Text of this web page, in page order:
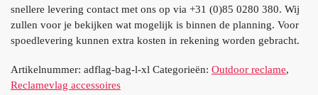
snellere levering contact met ons op via +31 (0)85 0280 380. Wij
zullen voor je bekijken wat mogelijk is binnen de planning. Voor
spoedlevering kunnen extra kosten in rekening worden gebracht.
Artikelnummer: adflag-bag-l-xl Categorieën: Outdoor reclame,
Reclamevlag accessoires